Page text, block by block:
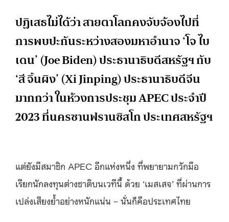
ปฏิเสธไม่ได้ว่า สายตาโลกคงจับจ้องไปที่
การพบปะกันระหว่างสองมหาอำนาจ ‘โจ ไบ
เดน’ (Joe Biden) ประธานาธิบดีสหรัฐฯ กับ
‘สี จิ้นผิง’ (Xi Jinping) ประธานาธิบดีจีน
มากกว่า ในห้วงการประชุม APEC ประจำปี
2023 ที่นครซานฟรานซิสโก ประเทศสหรัฐฯ
แต่ยังมีสมาชิก APEC อีกแห่งหนึ่ง ที่พยายามกวักมือ
เรียกนักลงทุนต่างชาติบนเวทีนี้ ด้วย ‘เมสเสจ’ ที่ผ่านการ
เปล่งเสียงย้ำอย่างหนักแน่น – นั่นก็คือประเทศไทย